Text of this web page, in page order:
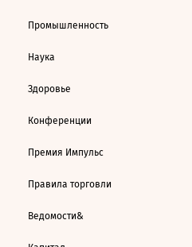
Промышленность
Наука
Здоровье
Конференции
Премия Импульс
Правила торговли
Ведомости&